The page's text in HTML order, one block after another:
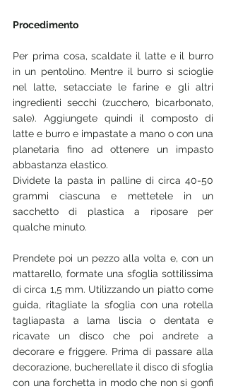
Procedimento
Per prima cosa, scaldate il latte e il burro
in un pentolino. Mentre il burro si scioglie
nel latte, setacciate le farine e gli altri
ingredienti secchi (zucchero, bicarbonato,
sale). Aggiungete quindi il composto di
latte e burro e impastate a mano o con una
planetaria fino ad ottenere un impasto
abbastanza elastico.
Dividete la pasta in palline di circa 40-50
grammi ciascuna e mettetele in un
sacchetto di plastica a riposare per
qualche minuto.
Prendete poi un pezzo alla volta e, con un
mattarello, formate una sfoglia sottilissima
di circa 1,5 mm. Utilizzando un piatto come
guida, ritagliate la sfoglia con una rotella
tagliapasta a lama liscia o dentata e
ricavate un disco che poi andrete a
decorare e friggere. Prima di passare alla
decorazione, bucherellate il disco di sfoglia
con una forchetta in modo che non si gonfi